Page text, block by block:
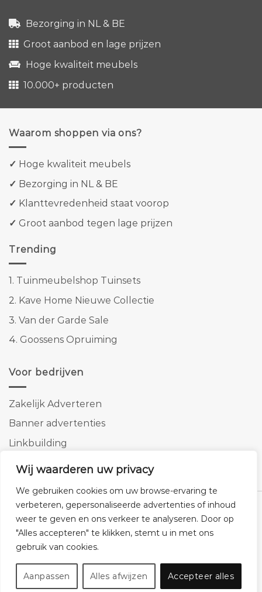
Wij waarderen uw privacy
We gebruiken cookies om uw browse-ervaring te
verbeteren, gepersonaliseerde advertenties of inhoud
weer te geven en ons verkeer te analyseren. Door op
"Alles accepteren" te klikken, stemt u in met ons
gebruik van cookies.
Aanpassen Alles afwijzen Accepteer alles
Bezorging in NL & BE
Groot aanbod en lage prijzen
Hoge kwaliteit meubels
10.000+ producten
Waarom shoppen via ons?
✓ Hoge kwaliteit meubels
✓ Bezorging in NL & BE
✓ Klanttevredenheid staat voorop
✓ Groot aanbod tegen lage prijzen
Trending
1. Tuinmeubelshop Tuinsets
2. Kave Home Nieuwe Collectie
3. Van der Garde Sale
4. Goossens Opruiming
Voor bedrijven
Zakelijk Adverteren
Banner advertenties
Linkbuilding
SEO copywriting
Klantenservice Privacybeleid